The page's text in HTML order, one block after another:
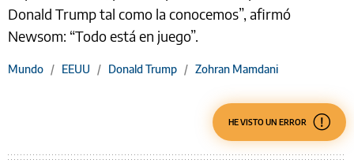
Donald Trump tal como la conocemos”, afirmó
Newsom: “Todo está en juego”.
Mundo / EEUU / Donald Trump / Zohran Mamdani
HE VISTO UN ERROR